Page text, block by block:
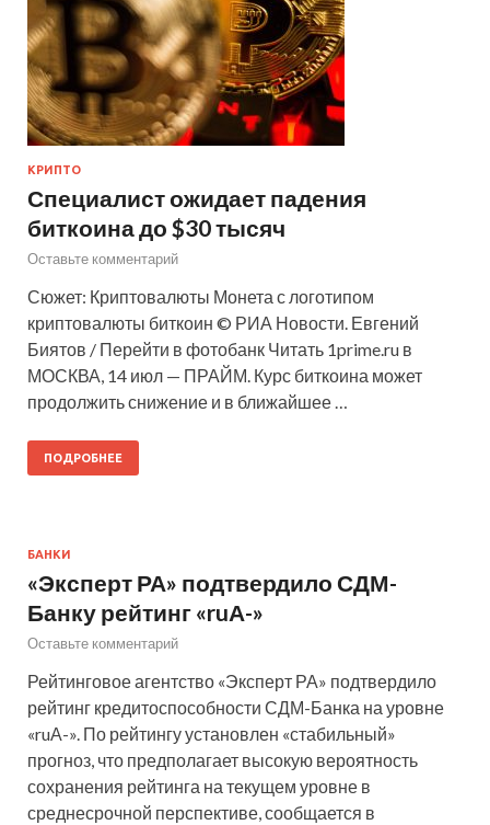
КРИПТО
Специалист ожидает падения
биткоина до $30 тысяч
Оставьте комментарий
Сюжет: Криптовалюты Монета с логотипом
криптовалюты биткоин © РИА Новости. Евгений
Биятов / Перейти в фотобанк Читать 1prime.ru в
МОСКВА, 14 июл — ПРАЙМ. Курс биткоина может
продолжить снижение и в ближайшее …
ПОДРОБНЕЕ
БАНКИ
«Эксперт РА» подтвердило СДМ-
Банку рейтинг «ruА-»
Оставьте комментарий
Рейтинговое агентство «Эксперт РА» подтвердило
рейтинг кредитоспособности СДМ-Банка на уровне
«ruА-». По рейтингу установлен «стабильный»
прогноз, что предполагает высокую вероятность
сохранения рейтинга на текущем уровне в
среднесрочной перспективе, сообщается в